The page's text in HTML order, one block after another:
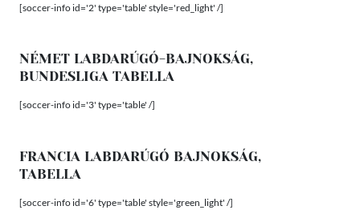
[soccer-info id='2' type='table' style='red_light' /]
NÉMET LABDARÚGÓ-BAJNOKSÁG,
BUNDESLIGA TABELLA
[soccer-info id='3' type='table' /]
FRANCIA LABDARÚGÓ BAJNOKSÁG,
TABELLA
[soccer-info id='6' type='table' style='green_light' /]